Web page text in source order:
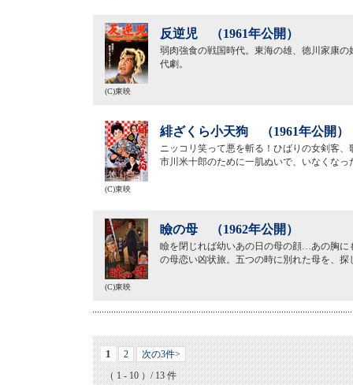
反逆児 （1961年公開）
弱肉強食の戦国時代。東海の雄、徳川家康
代劇。
(C)東映
緋ざくら小天狗 （1961年公開）
ニッコリ笑って悪を斬る！ひばりの女剣客
市川米十郎のために一肌ぬいで、いなくな
(C)東映
瞼の母 （1962年公開）
瞼を閉じれば幼いあの日の母の顔…あの胸に
の母恋い凶状旅。五つの時に別れた母を、
(C)東映
1 2
次の3件>
（ 1 - 10 ）/ 13 件